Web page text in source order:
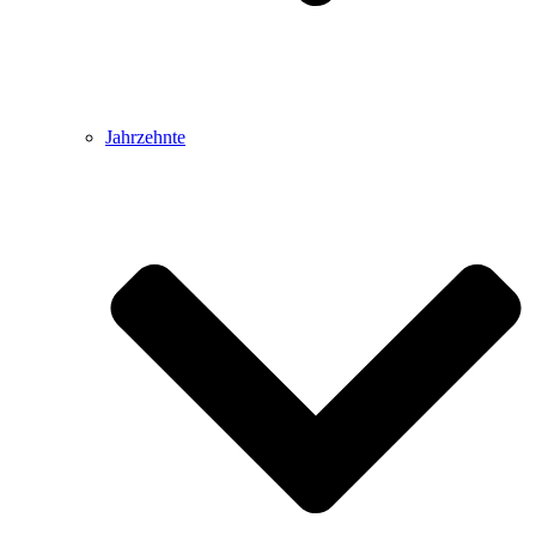
Jahrzehnte